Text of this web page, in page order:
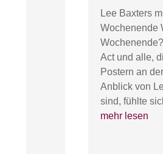
Lee Baxters
Wochenende
Act und alle,
Postern an
Anblick von
sind, fühlte
mehr lesen